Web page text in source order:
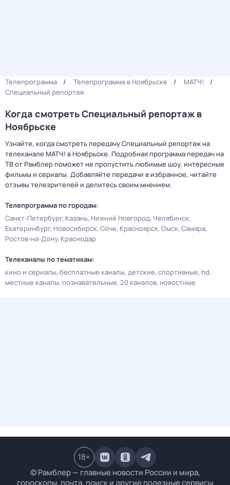
Телепрограмма Телепрограмма в Ноябрьске
МАТЧ!
Специальный репортаж
Когда смотреть Специальный репортаж в
Ноябрьске
Узнайте, когда смотреть передачу Специальный репортаж на
телеканале МАТЧ! в Ноябрьске. Подробная программа передач на
ТВ от Рамблер поможет не пропустить любимые шоу, интересные
фильмы и сериалы. Добавляйте передачи в избранное, читайте
отзывы телезрителей и делитесь своим мнением.
Телепрограмма по городам:
Санкт-Петербург Казань Нижний Новгород Челябинск
Екатеринбург Новосибирск Сочи Красноярск Омск Самара
Ростов-на-Дону Краснодар
Телеканалы по тематикам:
кино и сериалы бесплатные каналы детские спортивные hd
местные каналы познавательные 20 каналов новостные
© Рамблер — главные новости России и мира,
гороскопы, почта, поиск и другие полезные сервисы
18+